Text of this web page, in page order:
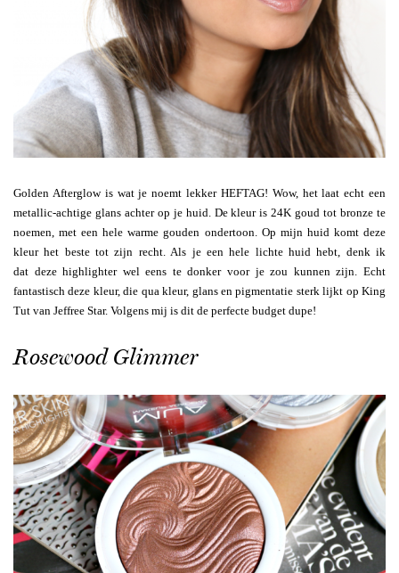
Golden Afterglow is wat je noemt lekker HEFTAG! Wow, het laat echt een
metallic-achtige glans achter op je huid. De kleur is 24K goud tot bronze te
noemen, met een hele warme gouden ondertoon. Op mijn huid komt deze
kleur het beste tot zijn recht. Als je een hele lichte huid hebt, denk ik
dat deze highlighter wel eens te donker voor je zou kunnen zijn. Echt
fantastisch deze kleur, die qua kleur, glans en pigmentatie sterk lijkt op King
Tut van Jeffree Star. Volgens mij is dit de perfecte budget dupe!
Rosewood Glimmer